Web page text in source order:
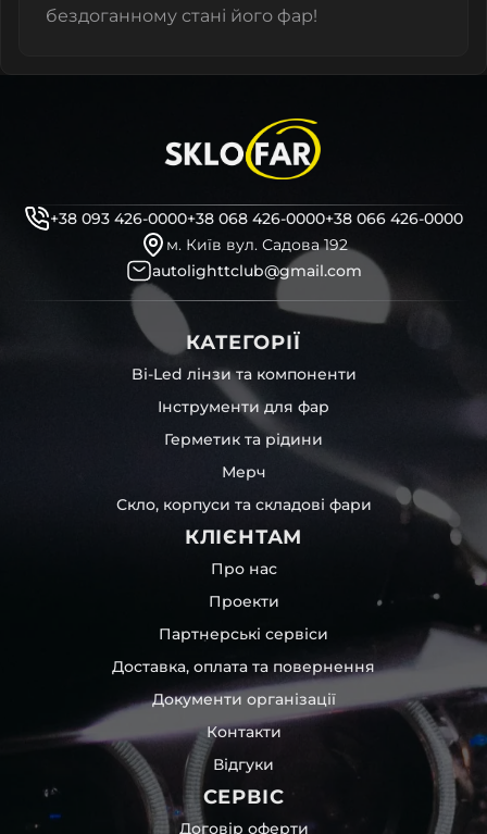
бездоганному стані його фар!
+38 093 426-0000+38 068 426-0000+38 066 426-0000
м. Київ вул. Садова 192
autolighttclub@gmail.com
КАТЕГОРІЇ
Bi-Led лінзи та компоненти
Інструменти для фар
Герметик та рідини
Мерч
Скло, корпуси та складові фари
КЛІЄНТАМ
Про нас
Проекти
Партнерські сервіси
Доставка, оплата та повернення
Документи організації
Контакти
Відгуки
СЕРВІС
Договір оферти